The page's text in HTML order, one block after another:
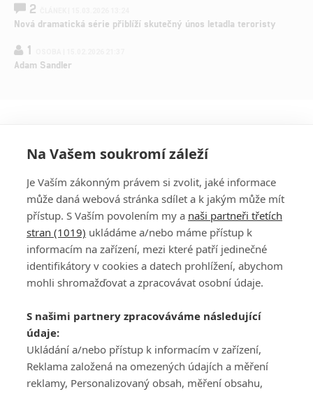
2
Nová dramatická série přiblíží skutečný únos letadla teroristy
1
Adam Sandler
PŘIHLÁSIT
REGISTROVAT
DISKUZE
Šéfredaktorkou webu jePetr Slavík, e-mailserialy@fandimefilmu.cz
Máte-li zájem o inzerci na našem webu napište nám na e-mail
studio@koncal.com
Ochrana osobních údajů|Zásady používání cookies |Pravidla webu
Upravit nastavení soukromí
Na Vašem soukromí záleží
Je Vaším zákonným právem si zvolit, jaké informace
může daná webová stránka sdílet a k jakým může mít
přístup. S Vaším povolením my a naši partneři třetích
stran (1019) ukládáme a/nebo máme přístup k
informacím na zařízení, mezi které patří jedinečné
identifikátory v cookies a datech prohlížení, abychom
mohli shromažďovat a zpracovávat osobní údaje.
S našimi partnery zpracováváme následující
údaje:
Ukládání a/nebo přístup k informacím v zařízení,
Reklama založená na omezených údajích a měření
reklamy, Personalizovaný obsah, měření obsahu,